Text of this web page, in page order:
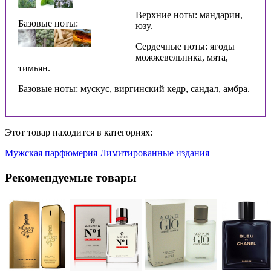
Базовые ноты:
Верхние ноты: мандарин,
юзу.
Сердечные ноты: ягоды
можжевельника, мята,
тимьян.
Базовые ноты: мускус, виргинский кедр, сандал, амбра.
Этот товар находится в категориях:
Мужская парфюмерия Лимитированные издания
Рекомендуемые товары